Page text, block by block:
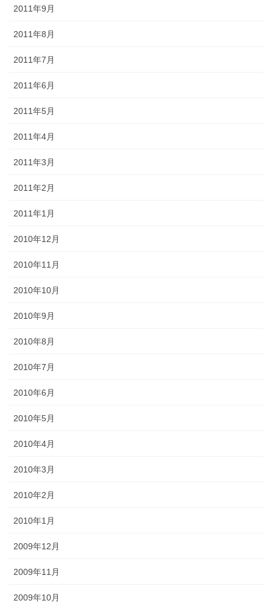
2011年9月
2011年8月
2011年7月
2011年6月
2011年5月
2011年4月
2011年3月
2011年2月
2011年1月
2010年12月
2010年11月
2010年10月
2010年9月
2010年8月
2010年7月
2010年6月
2010年5月
2010年4月
2010年3月
2010年2月
2010年1月
2009年12月
2009年11月
2009年10月